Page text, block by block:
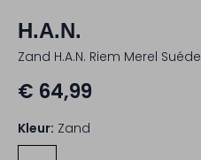
H.A.N.
Zand H.a.n. Riem Merel Suéde
€ 64,99
Kleur: Zand